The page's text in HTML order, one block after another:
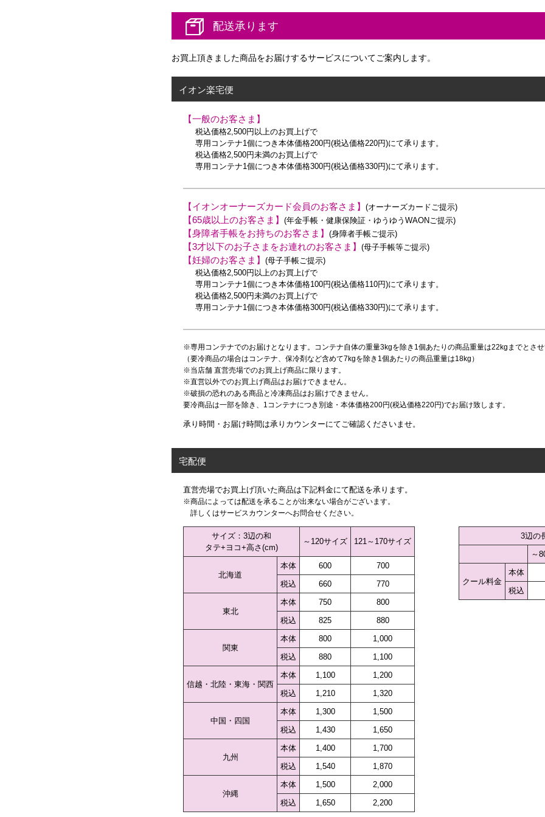
配送承ります
お買上頂きました商品をお届けするサービスについてご案内します。
イオン楽宅便
【一般のお客さま】
税込価格2,500円以上のお買上げで
専用コンテナ1個につき本体価格200円(税込価格220円)にて承ります。
税込価格2,500円未満のお買上げで
専用コンテナ1個につき本体価格300円(税込価格330円)にて承ります。
【イオンオーナーズカード会員のお客さま】 (オーナーズカードご提示)
【65歳以上のお客さま】 (年金手帳・健康保険証・ゆうゆうWAONご提示)
【身障者手帳をお持ちのお客さま】 (身障者手帳ご提示)
【3才以下のお子さまをお連れのお客さま】 (母子手帳等ご提示)
【妊婦のお客さま】 (母子手帳ご提示)
税込価格2,500円以上のお買上げで
専用コンテナ1個につき本体価格100円(税込価格110円)にて承ります。
税込価格2,500円未満のお買上げで
専用コンテナ1個につき本体価格300円(税込価格330円)にて承ります。
※専用コンテナでのお届けとなります。コンテナ自体の重量3kgを除き1個あたりの商品重量は22kgまでとさせ
（要冷商品の場合はコンテナ、保冷剤など含めて7kgを除き1個あたりの商品重量は18kg）
※当店舗 直営売場でのお買上げ商品に限ります。
※直営以外でのお買上げ商品はお届けできません。
※破損の恐れのある商品と冷凍商品はお届けできません。
要冷商品は一部を除き、1コンテナにつき別途・本体価格200円(税込価格220円)でお届け致します。
承り時間・お届け時間は承りカウンターにてご確認くださいませ。
宅配便
直営売場でお買上げ頂いた商品は下記料金にて配送を承ります。
※商品によっては配送を承ることが出来ない場合がございます。
詳しくはサービスカウンターへお問合せください。
サイズ：3辺の和
タテ+ヨコ+高さ(cm)
～120サイズ 121～170サイズ
北海道
本体 600
700
税込
660 770
東北
本体 750
800
税込
825 880
関東
本体 800
1,000
税込
880 1,100
信越・北陸・東海・関西
本体 1,100
1,200
税込
1,210 1,320
中国・四国
本体 1,300
1,500
税込
1,430 1,650
九州
本体 1,400
1,700
税込
1,540 1,870
沖縄
本体 1,500
2,000
税込
1,650 2,200
3辺の
～
クール料金
本体
税込